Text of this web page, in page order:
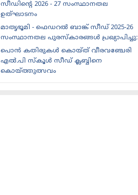
സീഡിന്റെ 2026 - 27 സംസ്ഥാനതല
ഉത്‌ഘാടനം
മാതൃഭൂമി - ഫെഡറൽ ബാങ്ക് സീഡ് 2025-26
സംസ്ഥാനതല പുരസ്കാരങ്ങൾ പ്രഖ്യാപിച്ചു:
പൊൻ കതിരുകൾ കൊയ്ത് വീരവഞ്ചേരി
എൽ.പി സ്കൂൾ സീഡ് ക്ലബ്ബിനെ
കൊയ്ത്തുത്സവം